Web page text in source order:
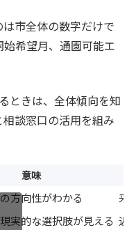
市全体の数字だけで
希望月、通園可能エ
ときは、全体傾向を知
談窓口の活用を組み
意味
方向性がわかる
来
実的な選択肢が見える 近